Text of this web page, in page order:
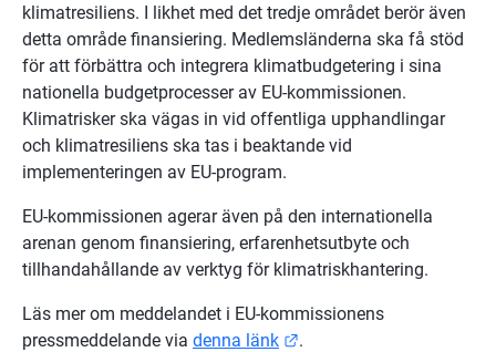
klimatresiliens. I likhet med det tredje området berör även
detta område finansiering. Medlemsländerna ska få stöd
för att förbättra och integrera klimatbudgetering i sina
nationella budgetprocesser av EU-kommissionen.
Klimatrisker ska vägas in vid offentliga upphandlingar
och klimatresiliens ska tas i beaktande vid
implementeringen av EU-program.
EU-kommissionen agerar även på den internationella
arenan genom finansiering, erfarenhetsutbyte och
tillhandahållande av verktyg för klimatriskhantering.
Läs mer om meddelandet i EU-kommissionens
pressmeddelande via denna länk Länk till annan
.